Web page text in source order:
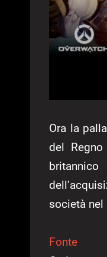
Ora la
del
società nel
Fonte